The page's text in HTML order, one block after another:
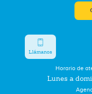
Horario de
Lunes a
Llámanos